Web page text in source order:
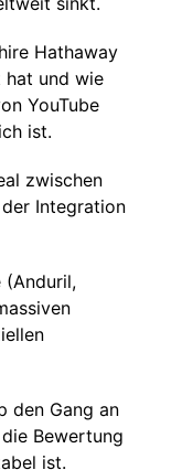
Hathaway
hat und wie
YouTube
ist.
zwischen
Integration
(Anduril,
den Gang an
Bewertung
ist.